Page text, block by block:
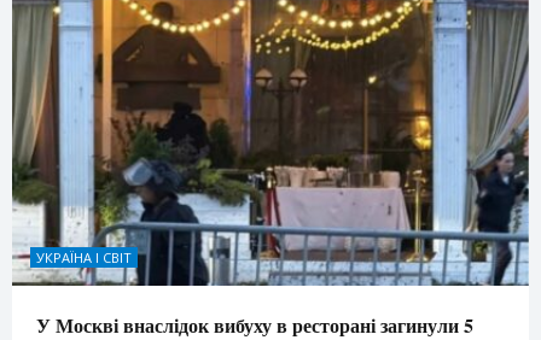
УКРАЇНА І СВІТ
У Москві внаслідок вибуху в ресторані загинули 5